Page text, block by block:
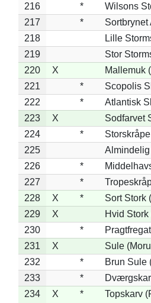
216
*
Wilsons
217
*
218
Lille
219
Stor
220
X
Mallemuk
221
*
Scopolis
222
*
Atlantisk
223
X
Sodfarvet
224
*
225
226
*
227
*
228
X *
Sort Stork
229
X
Hvid
230
*
231
X
Sule
232
*
Brun Sule
233
*
234
X * Topskarv